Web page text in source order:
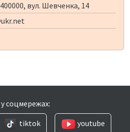
вул. Шевченка, 14
соцмережах:
tiktok youtube